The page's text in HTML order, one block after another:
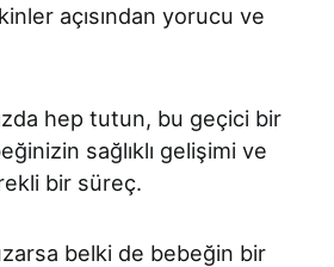
açısından yorucu ve
hep tutun, bu geçici bir
sağlıklı gelişimi ve
bir süreç.
belki de bebeğin bir